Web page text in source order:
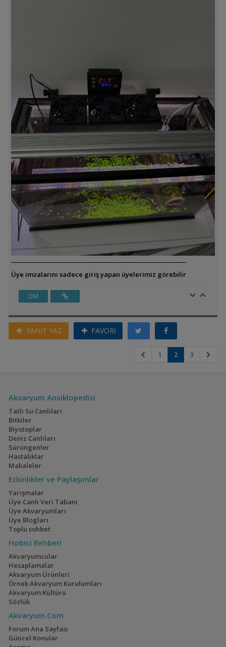
Üye imzalarını sadece giriş yapan üyelerimiz görebilir
ÖM
YANIT YAZ FAVORİ
1 2 3
Akvaryum Ansiklopedisi
Tatlı Su Canlıları
Bitkiler
Biyotoplar
Deniz Canlıları
Sürüngenler
Hastalıklar
Makaleler
Etkinlikler ve Paylaşımlar
Yarışmalar
Üye Canlı Veri Tabanı
Üye Akvaryumları
Üye Blogları
Toplu sohbet
Hobici Rehberi
Akvaryumcular
Hesaplamalar
Akvaryum Ürünleri
Örnek Akvaryum Kurulumları
Akvaryum Kültürü
Sözlük
Akvaryum.Com
Forum Ana Sayfası
Güncel Konular